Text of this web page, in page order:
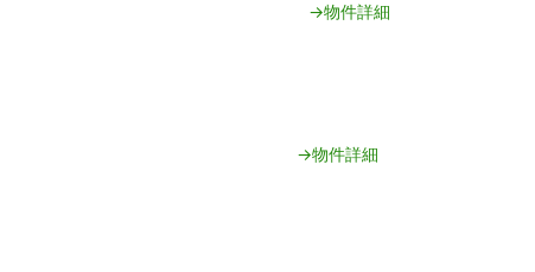
→物件詳細
→物件詳細